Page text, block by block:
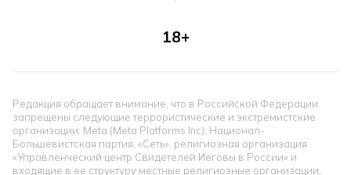
18+
Редакция обращает внимание, что в Российской Федерации
запрещены следующие террористические и экстремистские
организации: Meta (Meta Platforms Inc), Национал-
Большевистская партия, «Сеть», религиозная организация
«Управленческий центр Свидетелей Иеговы в России» и
входящие в ее структуру местные религиозные организации,